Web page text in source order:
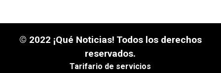
© 2022 ¡Qué Noticias! Todos los derechos
reservados.
Tarifario de servicios